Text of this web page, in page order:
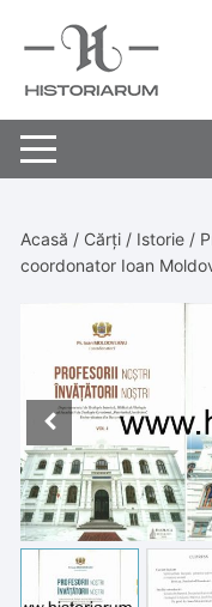
Acasă / Cărți / Istorie /
coordonator Ioan